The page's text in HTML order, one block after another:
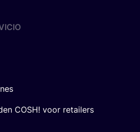
COSH! voor retailers